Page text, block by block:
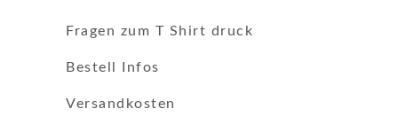
Fragen zum T Shirt druck
Bestell Infos
Versandkosten